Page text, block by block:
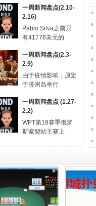
一周新闻盘点(2.10-
2.16)
Pablo Silva之前只
有41776美元的
一周新闻盘点(2.3-
2.9)
由于疫情影响，原定
于济州岛举行
一周新闻盘点 (1.27-
2.2)
WPT第18赛季俄罗
斯索契站主赛上